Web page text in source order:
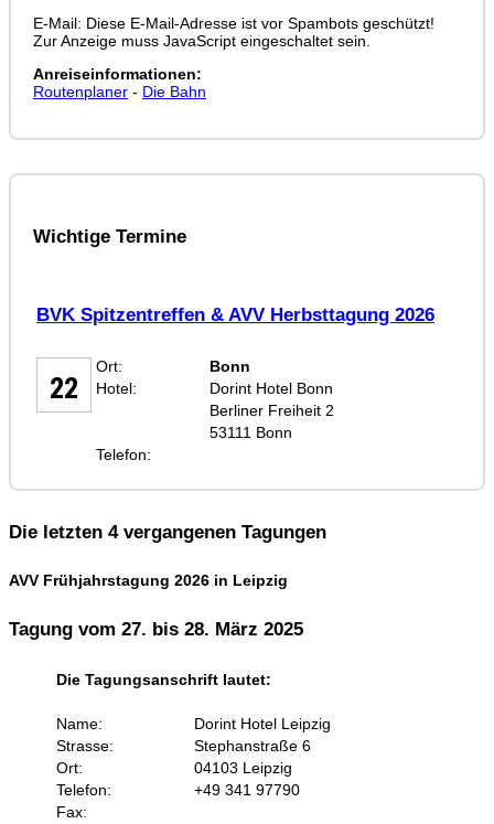
E-Mail: Diese E-Mail-Adresse ist vor Spambots geschützt!
Zur Anzeige muss JavaScript eingeschaltet sein.
Anreiseinformationen:
Routenplaner - Die Bahn
Wichtige Termine
BVK Spitzentreffen & AVV Herbsttagung 2026
22
Ort:
Bonn
Hotel:
Dorint Hotel Bonn
Berliner Freiheit 2
53111 Bonn
Telefon:
Die letzten 4 vergangenen Tagungen
AVV Frühjahrstagung 2026 in Leipzig
Tagung vom 27. bis 28. März 2025
Die Tagungsanschrift lautet:
Name:
Dorint Hotel Leipzig
Strasse:
Stephanstraße 6
Ort:
04103 Leipzig
Telefon:
+49 341 97790
Fax: